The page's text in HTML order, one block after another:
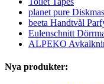
planet pure
beeta Handtvål
Eulenschnitt
ALPEKO
Nya produkter: